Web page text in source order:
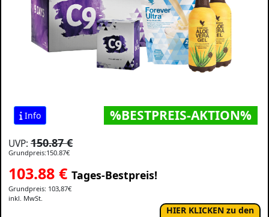
Info %BESTPREIS-AKTION%
UVP: 150.87 €
Grundpreis:150.87€
103.88 € Tages-Bestpreis!
Grundpreis: 103,87€
inkl. MwSt.
HIER KLICKEN zu den